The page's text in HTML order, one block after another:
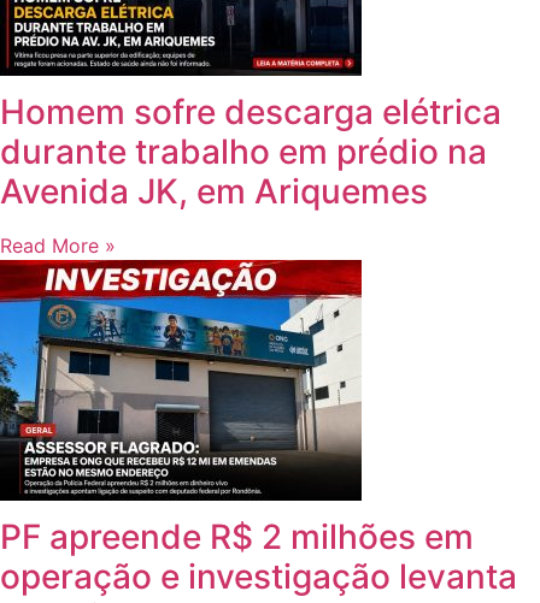
Homem sofre descarga elétrica
durante trabalho em prédio na
Avenida JK, em Ariquemes
Read More »
PF apreende R$ 2 milhões em
operação e investigação levanta